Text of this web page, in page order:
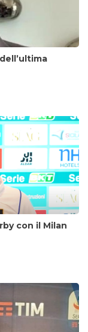
con il Milan